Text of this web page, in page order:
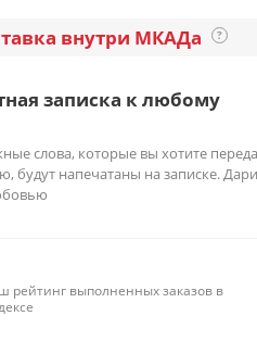
внутри МКАДа ?
записка к любому
слова, которые вы хотите
будут напечатаны на записке.
рейтинг выполненных заказов в